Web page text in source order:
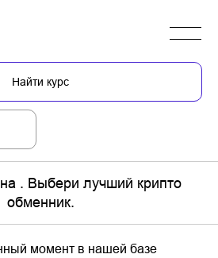
Найти курс
. Выбери лучший крипто
обменник.
момент в нашей базе